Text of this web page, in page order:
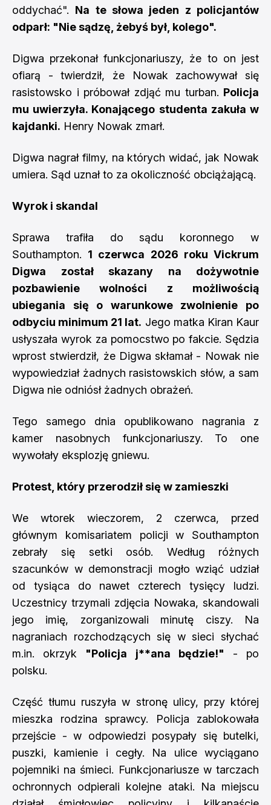
oddychać". Na te słowa jeden z policjantów
odparł: "Nie sądzę, żebyś był, kolego".
Digwa przekonał funkcjonariuszy, że to on jest
ofiarą - twierdził, że Nowak zachowywał się
rasistowsko i próbował zdjąć mu turban. Policja
mu uwierzyła. Konającego studenta zakuła w
kajdanki. Henry Nowak zmarł.
Digwa nagrał filmy, na których widać, jak Nowak
umiera. Sąd uznał to za okoliczność obciążającą.
Wyrok i skandal
Sprawa trafiła do sądu koronnego w
Southampton. 1 czerwca 2026 roku Vickrum
Digwa został skazany na dożywotnie
pozbawienie wolności z możliwością
ubiegania się o warunkowe zwolnienie po
odbyciu minimum 21 lat. Jego matka Kiran Kaur
usłyszała wyrok za pomocstwo po fakcie. Sędzia
wprost stwierdził, że Digwa skłamał - Nowak nie
wypowiedział żadnych rasistowskich słów, a sam
Digwa nie odniósł żadnych obrażeń.
Tego samego dnia opublikowano nagrania z
kamer nasobnych funkcjonariuszy. To one
wywołały eksplozję gniewu.
Protest, który przerodził się w zamieszki
We wtorek wieczorem, 2 czerwca, przed
głównym komisariatem policji w Southampton
zebrały się setki osób. Według różnych
szacunków w demonstracji mogło wziąć udział
od tysiąca do nawet czterech tysięcy ludzi.
Uczestnicy trzymali zdjęcia Nowaka, skandowali
jego imię, zorganizowali minutę ciszy. Na
nagraniach rozchodzących się w sieci słychać
m.in. okrzyk "Policja j**ana będzie!" - po
polsku.
Część tłumu ruszyła w stronę ulicy, przy której
mieszka rodzina sprawcy. Policja zablokowała
przejście - w odpowiedzi posypały się butelki,
puszki, kamienie i cegły. Na ulice wyciągano
pojemniki na śmieci. Funkcjonariusze w tarczach
ochronnych odpierali kolejne ataki. Na miejscu